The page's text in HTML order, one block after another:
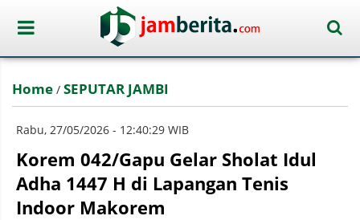
Home / SEPUTAR JAMBI
Rabu, 27/05/2026 - 12:40:29 WIB
Korem 042/Gapu Gelar Sholat Idul
Adha 1447 H di Lapangan Tenis
Indoor Makorem